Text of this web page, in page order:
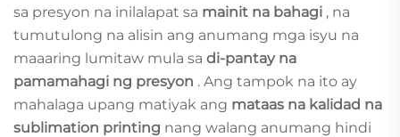
sa presyon na inilalapat sa mainit na bahagi , na
tumutulong na alisin ang anumang mga isyu na
maaaring lumitaw mula sa di-pantay na
pamamahagi ng presyon . Ang tampok na ito ay
mahalaga upang matiyak ang mataas na kalidad na
sublimation printing nang walang anumang hindi